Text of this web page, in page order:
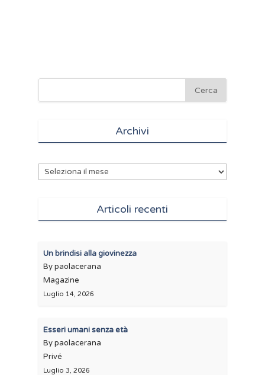
Archivi
Archivi
Articoli recenti
Un brindisi alla giovinezza
By paolacerana
Magazine
Luglio 14, 2026
Esseri umani senza età
By paolacerana
Privé
Luglio 3, 2026